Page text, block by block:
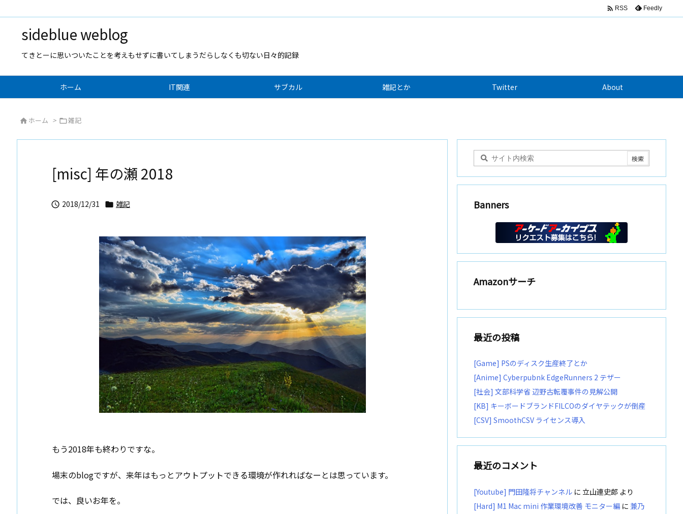
sideblue weblog
てきとーに思いついたことを考えもせずに書いてしまうだらしなくも切ない日々的記録
ホーム IT関連 サブカル 雑記とか Twitter About
 RSS Feedly
 ホーム > 雑記
[misc] 年の瀬 2018
 2018/12/31  雑記
もう2018年も終わりですな。
場末のblogですが、来年はもっとアウトプットできる環境が作れればなーとは思っています。
では、良いお年を。
Banners
Amazonサーチ
最近の投稿
[Game] PSのディスク生産終了とか
[Anime] Cyberpubnk EdgeRunners 2 テザー
[社会] 文部科学省 辺野古転覆事件の見解公開
[KB] キーボードブランドFILCOのダイヤテックが倒産
[CSV] SmoothCSV ライセンス導入
最近のコメント
[Youtube] 門田隆将チャンネル に 立山連史郎 より
[Hard] M1 Mac mini 作業環境改善 モニター編 に 兼乃